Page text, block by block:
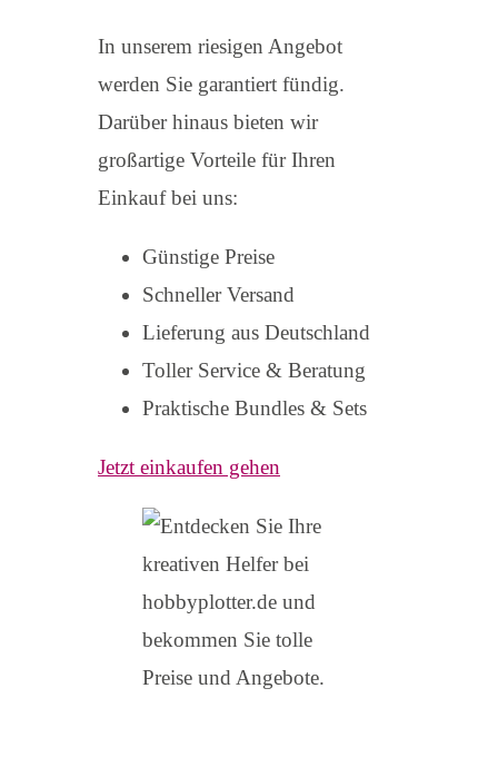
In unserem riesigen Angebot
werden Sie garantiert fündig.
Darüber hinaus bieten wir
großartige Vorteile für Ihren
Einkauf bei uns:
Günstige Preise
Schneller Versand
Lieferung aus Deutschland
Toller Service & Beratung
Praktische Bundles & Sets
Jetzt einkaufen gehen